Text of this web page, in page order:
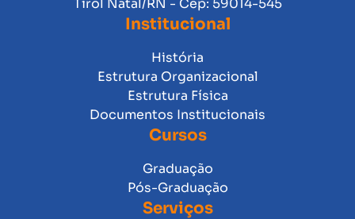
Tirol Natal/RN - Cep: 59014-545
Institucional
História
Estrutura Organizacional
Estrutura Física
Documentos Institucionais
Cursos
Graduação
Pós-Graduação
Serviços